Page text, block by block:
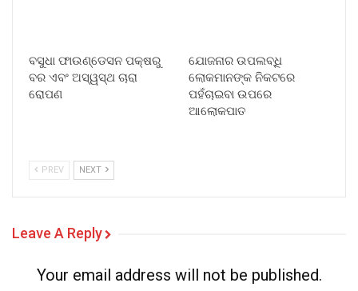
ବସୁଧା ଫାଉଣ୍ଡେସନ ପକ୍ଷରୁ
ବର ଏବଂ ଅସ୍ୱସ୍ଥ ଚାରା
ରୋପଣ
ଯୋଜନାର ଉପଲବ୍ଧି
ଲୋକମାନଙ୍କ ନିକଟରେ
ପହଁଚାଇବା ଉପରେ
ଆଲୋକପାତ
PREV NEXT
Leave A Reply
Your email address will not be published.